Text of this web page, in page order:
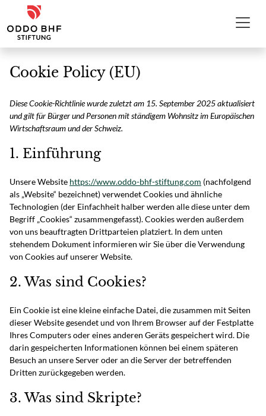
Zum Inhalt
ODDO BHF Stiftung
Cookie Policy (EU)
Diese Cookie-Richtlinie wurde zuletzt am 15. September 2025 aktualisiert
und gilt für Bürger und Personen mit ständigem Wohnsitz im Europäischen
Wirtschaftsraum und der Schweiz.
1. Einführung
Unsere Website https://www.oddo-bhf-stiftung.com (nachfolgend
als „Website“ bezeichnet) verwendet Cookies und ähnliche
Technologien (der Einfachheit halber werden alle diese unter dem
Begriff „Cookies“ zusammengefasst). Cookies werden außerdem
von uns beauftragten Drittparteien platziert. In dem unten
stehendem Dokument informieren wir Sie über die Verwendung
von Cookies auf unserer Website.
2. Was sind Cookies?
Ein Cookie ist eine kleine einfache Datei, die zusammen mit Seiten
dieser Website gesendet und von Ihrem Browser auf der Festplatte
Ihres Computers oder eines anderen Geräts gespeichert wird. Die
darin gespeicherten Informationen können bei einem späteren
Besuch an unsere Server oder an die Server der betreffenden
Dritten zurückgegeben werden.
3. Was sind Skripte?